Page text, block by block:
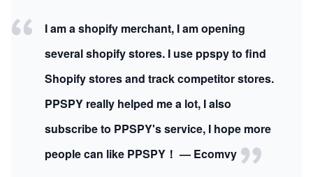
I am a shopify merchant, I am opening
several shopify stores. I use ppspy to find
Shopify stores and track competitor stores.
PPSPY really helped me a lot, I also
subscribe to PPSPY's service, I hope more
people can like PPSPY！ — Ecomvy